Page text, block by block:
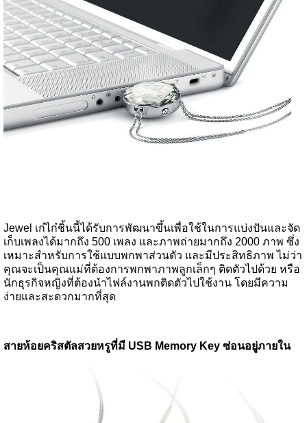
Jewel เก๋ไก๋ชิ้นนี้ได้รับการพัฒนาขึ้นเพื่อใช้ในการแบ่งปันและจัด
เก็บเพลงได้มากถึง 500 เพลง และภาพถ่ายมากถึง 2000 ภาพ ซึ่ง
เหมาะสำหรับการใช้แบบพกพาส่วนตัว และมีประสิทธิภาพ ไม่ว่า
คุณจะเป็นคุณแม่ที่ต้องการพกพาภาพลูกเล็กๆ ติดตัวไปด้วย หรือ
นักธุรกิจหญิงที่ต้องนำไฟล์งานพกติดตัวไปใช้งาน โดยมีความ
ง่ายและสะดวกมากที่สุด
สายห้อยคริสตัลสวยหรูที่มี USB Memory Key ซ่อนอยู่ภายใน